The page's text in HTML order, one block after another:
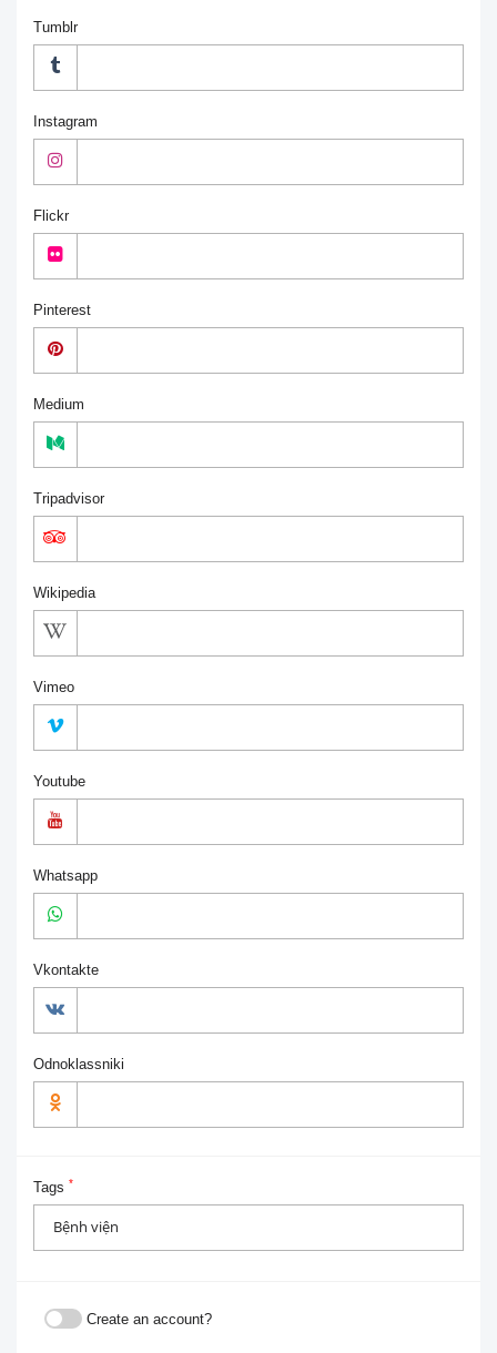
Tumblr
Instagram
Flickr
Pinterest
Medium
Tripadvisor
Wikipedia
Vimeo
Youtube
Whatsapp
Vkontakte
Odnoklassniki
Tags *
Create an account?